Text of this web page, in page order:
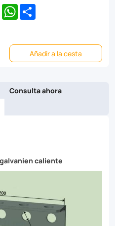
LinkedInWhatsApp
Añadir a la cesta
Consulta ahora
caliente